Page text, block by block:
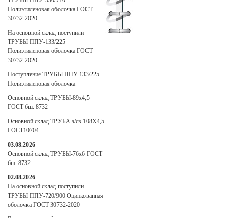
Полиэтиленовая оболочка ГОСТ
30732-2020
На основной склад поступили
ТРУБЫ ППУ-133/225
Полиэтиленовая оболочка ГОСТ
30732-2020
Поступление ТРУБЫ ППУ 133/225
Полиэтиленовая оболочка
Основной склад ТРУБЫ-89х4,5
ГОСТ бш. 8732
Основной склад ТРУБА э/св 108Х4,5
ГОСТ10704
03.08.2026
Основной склад ТРУБЫ-76х6 ГОСТ
бш. 8732
02.08.2026
На основной склад поступили
ТРУБЫ ППУ-720/900 Оцинкованная
оболочка ГОСТ 30732-2020